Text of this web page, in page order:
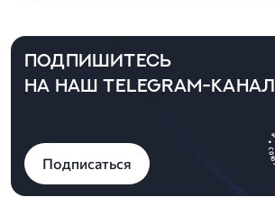
ПОДПИШИТЕСЬ
НА НАШ TELEGRAM-КАНАЛ
Подписаться